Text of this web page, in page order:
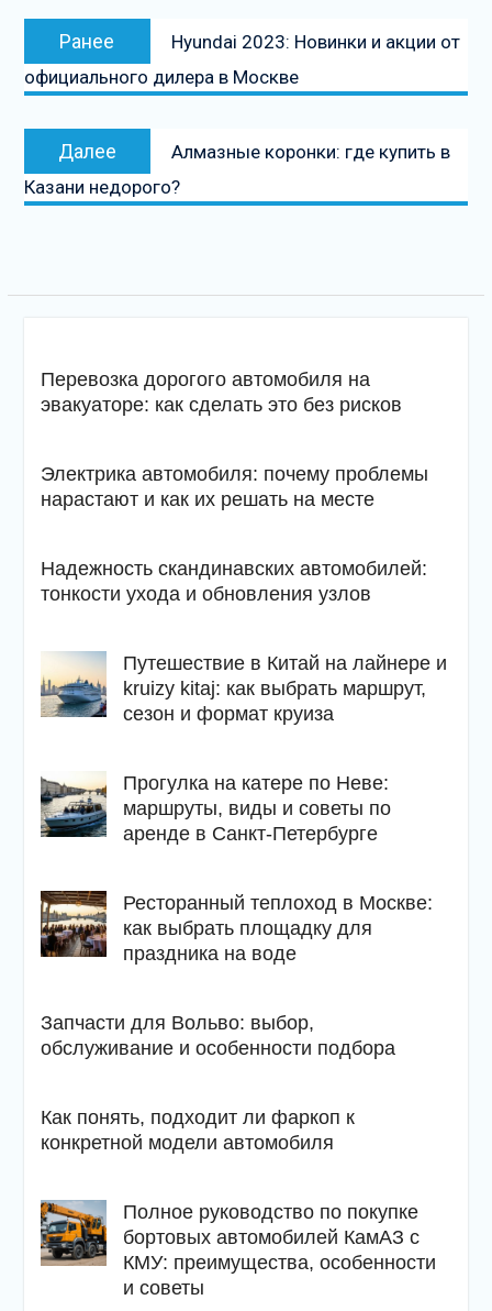
Навигация
записям
Ранее
Предыдущая
запись:
Hyundai 2023: Новинки и акции от
официального дилера в Москве
Далее
Следующая
Алмазные коронки: где купить в
Казани недорого?
Перевозка дорогого автомобиля на
эвакуаторе: как сделать это без рисков
Электрика автомобиля: почему проблемы
нарастают и как их решать на месте
Надежность скандинавских автомобилей:
тонкости ухода и обновления узлов
Путешествие в Китай на лайнере и
kruizy kitaj: как выбрать маршрут,
сезон и формат круиза
Прогулка на катере по Неве:
маршруты, виды и советы по
аренде в Санкт-Петербурге
Ресторанный теплоход в Москве:
как выбрать площадку для
праздника на воде
Запчасти для Вольво: выбор,
обслуживание и особенности подбора
Как понять, подходит ли фаркоп к
конкретной модели автомобиля
Полное руководство по покупке
бортовых автомобилей КамАЗ с
КМУ: преимущества, особенности
и советы